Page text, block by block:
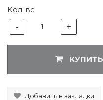
Кол-во
- 1 +
КУПИТЬ
Добавить в закладки